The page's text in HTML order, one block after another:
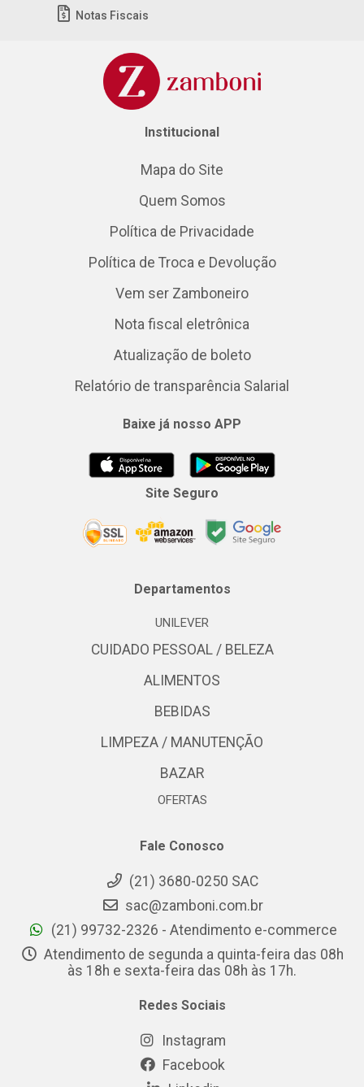
Notas Fiscais
Institucional
Mapa do Site
Quem Somos
Política de Privacidade
Política de Troca e Devolução
Vem ser Zamboneiro
Nota fiscal eletrônica
Atualização de boleto
Relatório de transparência Salarial
Baixe já nosso APP
Site Seguro
Departamentos
UNILEVER
CUIDADO PESSOAL / BELEZA
ALIMENTOS
BEBIDAS
LIMPEZA / MANUTENÇÃO
BAZAR
OFERTAS
Fale Conosco
(21) 3680-0250 SAC
sac@zamboni.com.br
(21) 99732-2326 - Atendimento e-commerce
Atendimento de segunda a quinta-feira das 08h
às 18h e sexta-feira das 08h às 17h.
Redes Sociais
Instagram
Facebook